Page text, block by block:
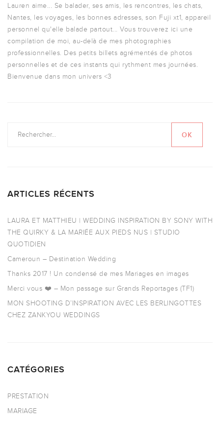
Lauren aime... Se balader, ses amis, les rencontres, les chats,
Nantes, les voyages, les bonnes adresses, son Fuji xt1, appareil
personnel qu'elle balade partout... Vous trouverez ici une
compilation de moi, au-delà de mes photographies
professionnelles. Des petits billets agrémentés de photos
personnelles et de ces instants qui rythment mes journées.
Bienvenue dans mon univers <3
ARTICLES RÉCENTS
LAURA ET MATTHIEU | WEDDING INSPIRATION BY SONY WITH
THE QUIRKY & LA MARIÉE AUX PIEDS NUS | STUDIO
QUOTIDIEN
Cameroun – Destination Wedding
Thanks 2017 ! Un condensé de mes Mariages en images
Merci vous ❤️ – Mon passage sur Grands Reportages (TF1)
MON SHOOTING D’INSPIRATION AVEC LES BERLINGOTTES
CHEZ ZANKYOU WEDDINGS
CATÉGORIES
PRESTATION
MARIAGE